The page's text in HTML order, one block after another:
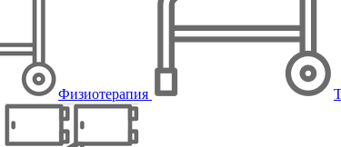
Физиотерапия